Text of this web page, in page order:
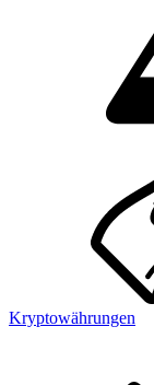
Kryptowährungen